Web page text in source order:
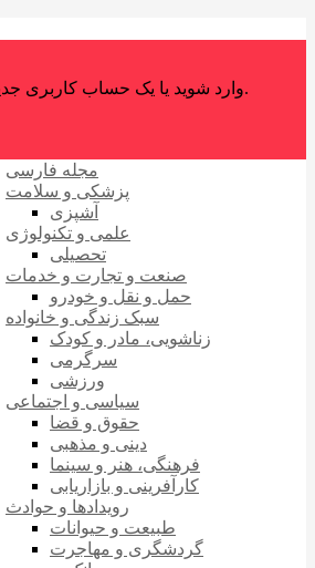
وارد شوید یا یک حساب کاربری جدید ایجاد کنید.
مجله فارسی
پزشکی و سلامت
آشپزی
علمی و تکنولوژی
تحصیلی
صنعت و تجارت و خدمات
حمل و نقل و خودرو
سبک زندگی و خانواده
زناشویی، مادر و کودک
سرگرمی
ورزشی
سیاسی و اجتماعی
حقوق و قضا
دینی و مذهبی
فرهنگی، هنر و سینما
کارآفرینی و بازاریابی
رویدادها و حوادث
طبیعت و حیوانات
گردشگری و مهاجرت